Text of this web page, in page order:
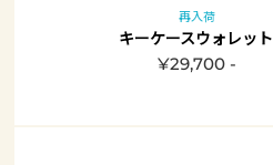
再入荷
キーケースウォレット
¥29,700 -